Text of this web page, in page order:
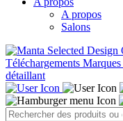
A propos
Salons
Téléchargements Marques
détaillant